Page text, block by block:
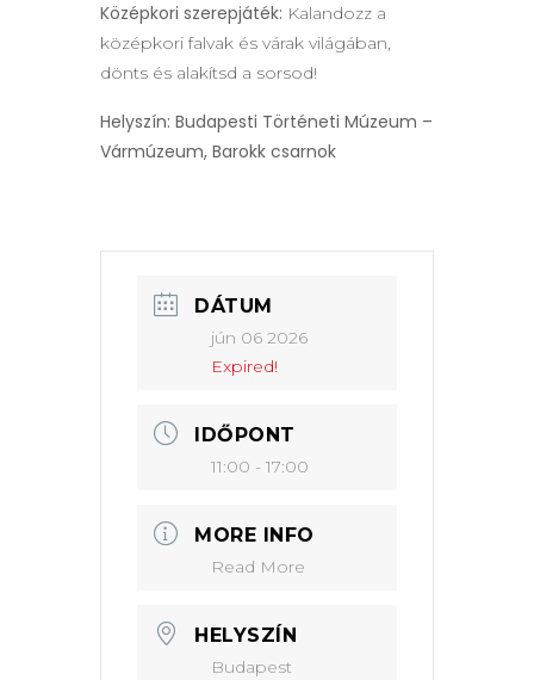
Középkori szerepjáték: Kalandozz a
középkori falvak és várak világában,
dönts és alakítsd a sorsod!
Helyszín: Budapesti Történeti Múzeum –
Vármúzeum, Barokk csarnok
DÁTUM
jún 06 2026
Expired!
IDŐPONT
11:00 - 17:00
MORE INFO
Read More
HELYSZÍN
Budapest